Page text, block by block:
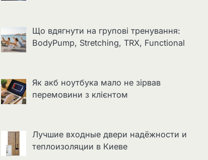
Що вдягнути на групові тренування:
BodyPump, Stretching, TRX, Functional
Як акб ноутбука мало не зірвав
перемовини з клієнтом
Лучшие входные двери надёжности и
теплоизоляции в Киеве